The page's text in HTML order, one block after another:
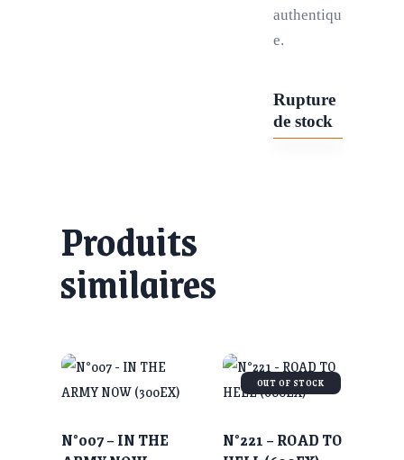
authentiqu
e.
Rupture
de stock
Produits
similaires
N°007 – IN THE
OUT OF STOCK
N°221 – ROAD TO